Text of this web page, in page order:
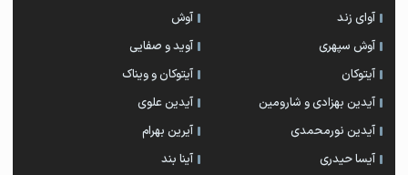
آوای زند
آوش
آوش سپهری
آوید و صفایی
آیتوکان
آیتوکان و ویناک
آیدین بهزادی و شارومین
آیدین علوی
آیدین نورمحمدی
آیرین بهرام
آیسا حیدری
آینا بند